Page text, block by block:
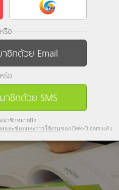
หรือ
ชิกด้วย Email
หรือ
าชิกด้วย SMS
มาชิกหมายถึง
และข้อตกลงการใช้งานของ Dek-D.com แล้ว